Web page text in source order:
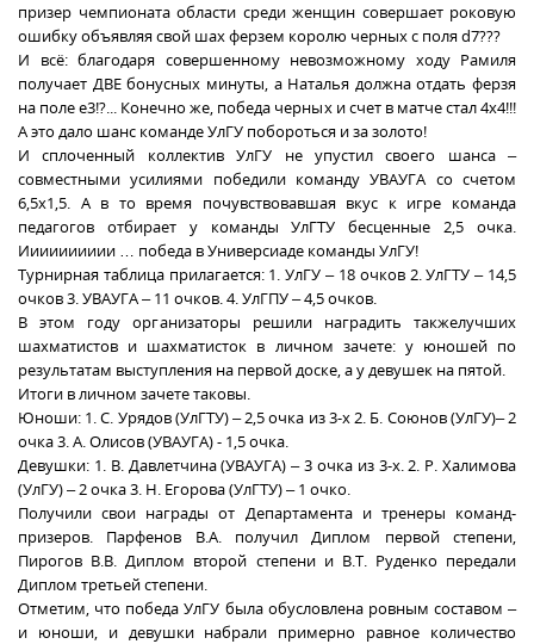
призер чемпионата области среди женщин совершает роковую
ошибку объявляя свой шах ферзем королю черных с поля d7???
И всё: благодаря совершенному невозможному ходу Рамиля
получает ДВЕ бонусных минуты, а Наталья должна отдать ферзя
на поле е3!?... Конечно же, победа черных и счет в матче стал 4х4!!!
А это дало шанс команде УлГУ побороться и за золото!
И сплоченный коллектив УлГУ не упустил своего шанса –
совместными усилиями победили команду УВАУГА со счетом
6,5х1,5. А в то время почувствовавшая вкус к игре команда
педагогов отбирает у команды УлГТУ бесценные 2,5 очка.
Ииииииииии … победа в Универсиаде команды УлГУ!
Турнирная таблица прилагается: 1. УлГУ – 18 очков 2. УлГТУ – 14,5
очков 3. УВАУГА – 11 очков. 4. УлГПУ – 4,5 очков.
В этом году организаторы решили наградить такжелучших
шахматистов и шахматисток в личном зачете: у юношей по
результатам выступления на первой доске, а у девушек на пятой.
Итоги в личном зачете таковы.
Юноши: 1. С. Урядов (УлГТУ) – 2,5 очка из 3-х 2. Б. Союнов (УлГУ)– 2
очка 3. А. Олисов (УВАУГА) - 1,5 очка.
Девушки: 1. В. Давлетчина (УВАУГА) – 3 очка из 3-х. 2. Р. Халимова
(УлГУ) – 2 очка 3. Н. Егорова (УлГТУ) – 1 очко.
Получили свои награды от Департамента и тренеры команд-
призеров. Парфенов В.А. получил Диплом первой степени,
Пирогов В.В. Диплом второй степени и В.Т. Руденко передали
Диплом третьей степени.
Отметим, что победа УлГУ была обусловлена ровным составом –
и юноши, и девушки набрали примерно равное количество